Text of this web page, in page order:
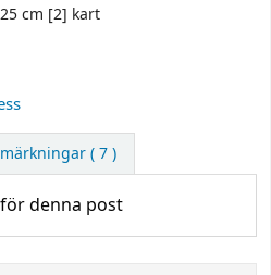
cm [2] kart
( 7 )
denna post